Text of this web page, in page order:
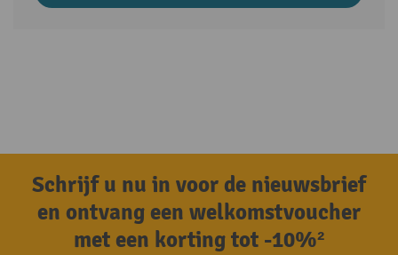
Schrijf u nu in voor de nieuwsbrief
en ontvang een welkomstvoucher
met een korting tot -10%²